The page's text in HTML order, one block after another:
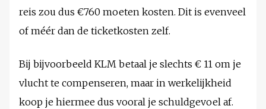
reis zou dus €760 moeten kosten. Dit is evenveel
of méér dan de ticketkosten zelf.
Bij bijvoorbeeld KLM betaal je slechts € 11 om je
vlucht te compenseren, maar in werkelijkheid
koop je hiermee dus vooral je schuldgevoel af.